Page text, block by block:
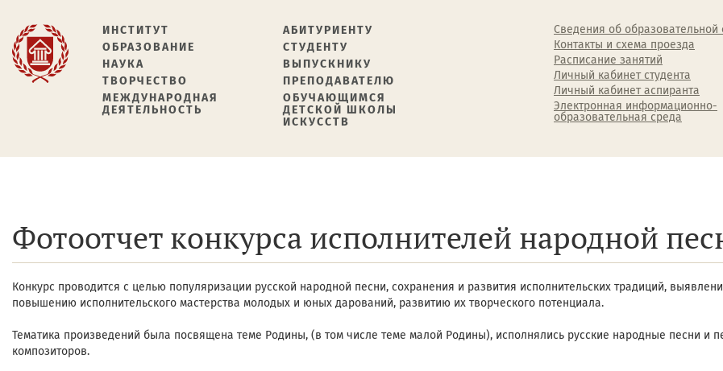
ИНСТИТУТ
ОБРАЗОВАНИЕ
НАУКА
ТВОРЧЕСТВО
МЕЖДУНАРОДНАЯ
ДЕЯТЕЛЬНОСТЬ
АБИТУРИЕНТУ
СТУДЕНТУ
ВЫПУСКНИКУ
ПРЕПОДАВАТЕЛЮ
ОБУЧАЮЩИМСЯ
ДЕТСКОЙ ШКОЛЫ
ИСКУССТВ
Сведения об образовательной
Контакты и схема проезда
Расписание занятий
Личный кабинет студента
Личный кабинет аспиранта
Электронная информационно-
образовательная среда
Фотоотчет конкурса исполнителей народной
Конкурс проводится с целью популяризации русской народной песни, сохранения и развития исполнительских традиций,
повышению исполнительского мастерства молодых и юных дарований, развитию их творческого потенциала.
Тематика произведений была посвящена теме Родины, (в том числе теме малой Родины), исполнялись русские народные песни и
композиторов.